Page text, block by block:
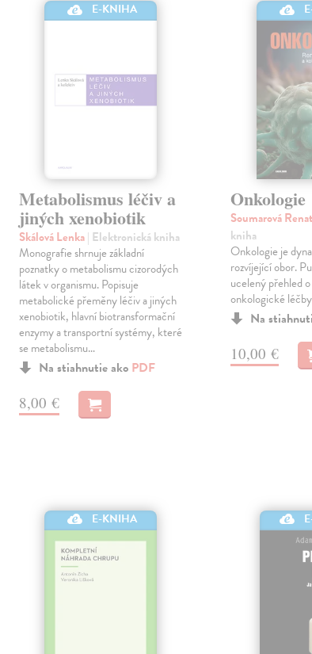
E-KNIHA
Metabolismus léčiv a
jiných xenobiotik
Skálová Lenka| Elektronická kniha
Monografie shrnuje základní
poznatky o metabolismu cizorodých
látek v organismu. Popisuje
metabolické přeměny léčiv a jiných
xenobiotik, hlavní biotransformační
enzymy a transportní systémy, které
se metabolismu…
Na stiahnutie ako PDF
8,00 €
Onkologie
Soumarová
kniha
Onkologie je
rozvíjející obor.
ucelený přehled
onkologické
Na
10,00 €
E-KNIHA